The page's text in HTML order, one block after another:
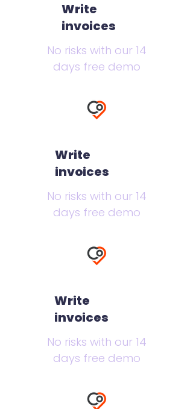
Write
invoices
No risks with our 14
days free demo
Write
invoices
No risks with our 14
days free demo
Write
invoices
No risks with our 14
days free demo